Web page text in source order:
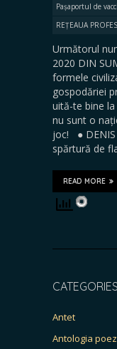
Pașaportul de
REȚEAUA
Următorul
2020 DIN
formele
gospodăriei
uită-te bine
nu sunt o
joc! ● DENIS
spărtură de
READ MORE
CATEGORIES
Antet
Antologia